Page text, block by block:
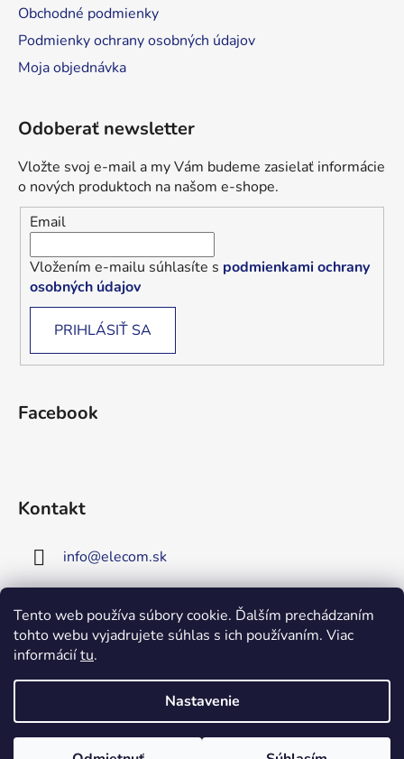
Tento web používa súbory cookie. Ďalším prechádzaním
tohto webu vyjadrujete súhlas s ich používaním. Viac
informáciítu.
Nastavenie
Upozornenie!
stránke!Zaregistrujte sa!
Získate tým 5% zľavu na väčšinu
produktov!
Obchodné podmienky
Podmienky ochrany osobných údajov
Moja objednávka
Odoberať newsletter
Vložte svoj e-mail a my Vám budeme zasielať informácie
o nových produktoch na našom e-shope.
Email
Vložením e-mailu súhlasíte s podmienkami ochrany
osobných údajov
PRIHLÁSIŤ SA
Facebook
Kontakt
info@elecom.sk
Copyright 2026
. Všetky práva vyhradené.